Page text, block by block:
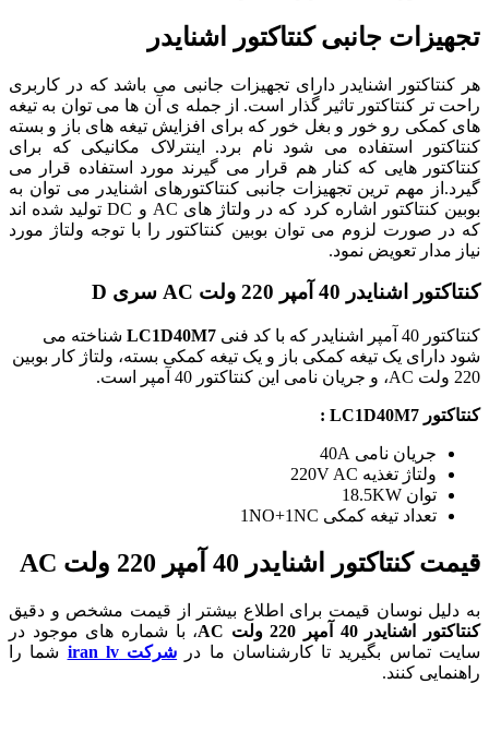
تجهیزات جانبی کنتاکتور اشنایدر
هر کنتاکتور اشنایدر دارای تجهیزات جانبی می باشد که در کاربری
راحت تر کنتاکتور تاثیر گذار است. از جمله ی آن ها می توان به تیغه
های کمکی رو خور و بغل خور که برای افزایش تیغه های باز و بسته
کنتاکتور استفاده می شود نام برد. اینترلاک مکانیکی که برای
کنتاکتور هایی که کنار هم قرار می گیرند مورد استفاده قرار می
گیرد.از مهم ترین تجهیزات جانبی کنتاکتورهای اشنایدر می توان به
بوبین کنتاکتور اشاره کرد که در ولتاژ های AC و DC تولید شده اند
که در صورت لزوم می توان بوبین کنتاکتور را با توجه ولتاژ مورد
نیاز مدار تعویض نمود.
کنتاکتور اشنایدر 40 آمپر 220 ولت AC سری D
کنتاکتور 40 آمپر اشنایدر که با کد فنی LC1D40M7 شناخته می
شود دارای یک تیغه کمکی باز و یک تیغه کمکی بسته، ولتاژ کار بوبین
220 ولت AC، و جریان نامی این کنتاکتور 40 آمپر است.
کنتاکتور LC1D40M7 :
جریان نامی 40A
ولتاژ تغذیه 220V AC
توان 18.5KW
تعداد تیغه کمکی 1NO+1NC
قیمت کنتاکتور اشنایدر 40 آمپر 220 ولت AC
به دلیل نوسان قیمت برای اطلاع بیشتر از قیمت مشخص و دقیق
کنتاکتور اشنایدر 40 آمپر 220 ولت AC
، با شماره های موجود در
سایت تماس بگیرید تا کارشناسان ما در شرکت iran lv
شما را
راهنمایی کنند.